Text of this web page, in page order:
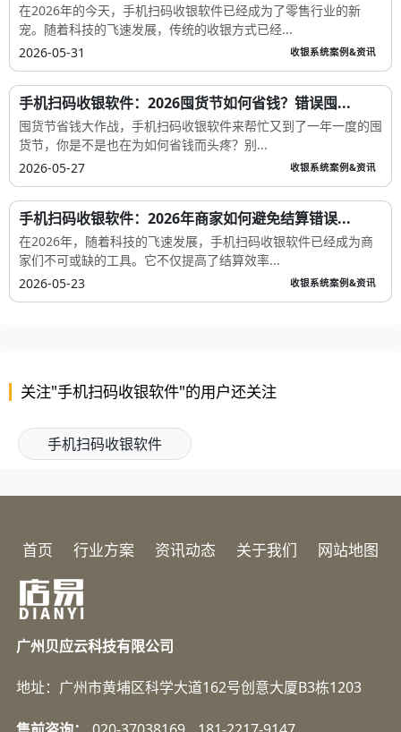
在2026年的今天，手机扫码收银软件已经成为了零售行业的新
宠。随着科技的飞速发展，传统的收银方式已经...
2026-05-31
收银系统案例&资讯
手机扫码收银软件：2026囤货节如何省钱？错误囤...
囤货节省钱大作战，手机扫码收银软件来帮忙又到了一年一度的囤
货节，你是不是也在为如何省钱而头疼？别...
2026-05-27
收银系统案例&资讯
手机扫码收银软件：2026年商家如何避免结算错误...
在2026年，随着科技的飞速发展，手机扫码收银软件已经成为商
家们不可或缺的工具。它不仅提高了结算效率...
2026-05-23
收银系统案例&资讯
关注"手机扫码收银软件"的用户还关注
手机扫码收银软件
首页 行业方案 资讯动态 关于我们 网站地图
广州贝应云科技有限公司
地址：广州市黄埔区科学大道162号创意大厦B3栋1203